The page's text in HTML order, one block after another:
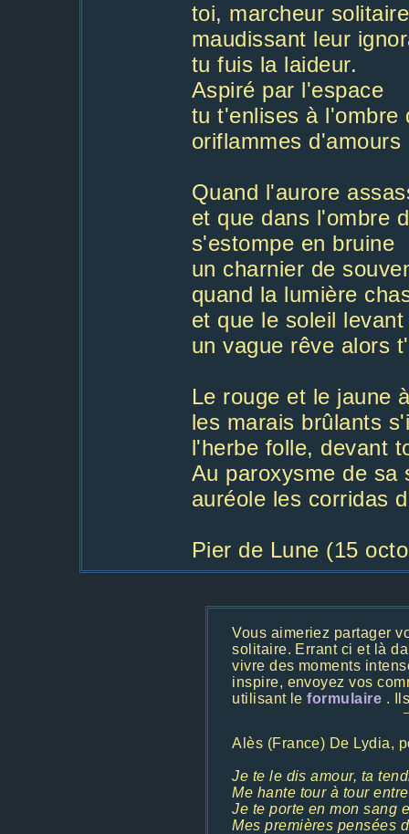
toi, marcheur
maudissant leur
tu fuis la laideur.
Aspiré par l'espace
tu t'enlises à l'ombre
oriflammes d'amours
Quand l'aurore
et que dans l'ombre
s'estompe en bruine
un charnier de
quand la lumière
et que le soleil
un vague rêve alors
Le rouge et le jaune
les marais brûlants
l'herbe folle, devant
Au paroxysme de sa
auréole les corridas
Pier de Lune (15
Vous aimeriez partager
solitaire. Errant ci et là
vivre des moments
inspire, envoyez vos
utilisant le formulaire .
Alès (France) De Lydia,
Je te le dis amour, ta
Me hante tour à tour
Je te porte en mon sang
Mes premières pensées